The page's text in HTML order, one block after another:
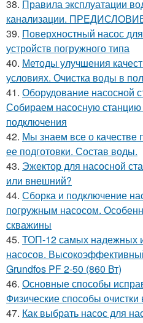
38. Правила эксплуатации
канализации.
39. Поверхностный насос
устройств погружного типа
40. Методы улучшения
условиях. Очистка воды в
41. Оборудование насосной
Собираем насосную
подключения
42. Мы знаем все о качестве
ее подготовки. Состав воды.
43. Эжектор для насосной
или внешний?
44. Сборка и подключение
погружным насосом.
скважины
45. ТОП-12 самых надежных
насосов.
Grundfos PF 2-50 (860 Вт)
46. Основные способы
Физические способы
47. Как выбрать насос для